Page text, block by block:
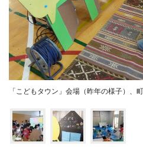
「こどもタウン」会場（昨年の様子）、